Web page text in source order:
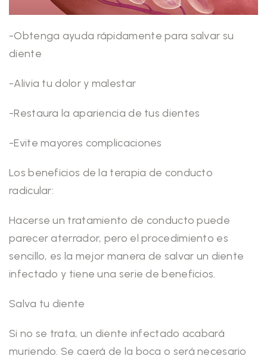
-Obtenga ayuda rápidamente para salvar su
diente
-Alivia tu dolor y malestar
-Restaura la apariencia de tus dientes
-Evite mayores complicaciones
Los beneficios de la terapia de conducto
radicular:
Hacerse un tratamiento de conducto puede
parecer aterrador, pero el procedimiento es
sencillo, es la mejor manera de salvar un diente
infectado y tiene una serie de beneficios.
Salva tu diente
Si no se trata, un diente infectado acabará
muriendo. Se caerá de la boca o será necesario